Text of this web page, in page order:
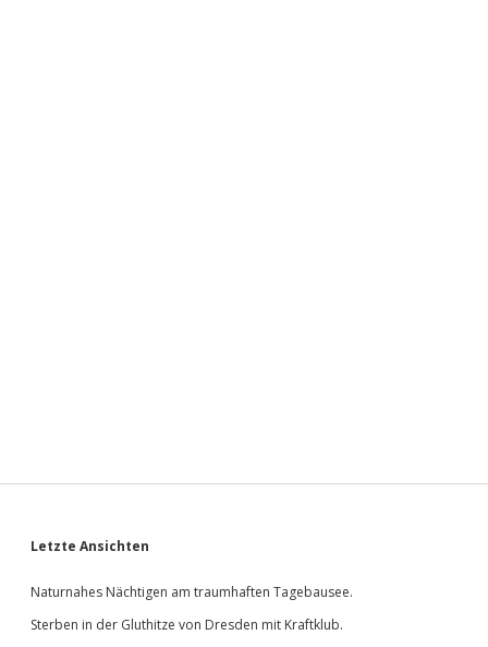
Sidebar
Letzte Ansichten
Naturnahes Nächtigen am traumhaften Tagebausee.
Sterben in der Gluthitze von Dresden mit Kraftklub.